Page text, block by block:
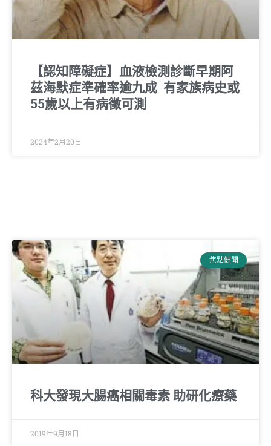
【認知障礙症】血液檢測診斷早期阿
茲海默症準確率逾九成 有家族病史或
55歲以上有病徵可測
2024年2月20日
焦點健聞
科大發現大腸癌相關毒素 助研化療藥
2019年9月18日